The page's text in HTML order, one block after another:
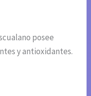
posee
y antioxidantes.